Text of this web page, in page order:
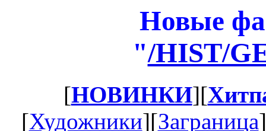
Новые
"/HIST/
[НОВИНКИ][
[Художники][Заграница